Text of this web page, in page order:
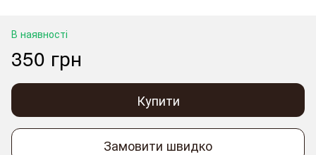
В наявності
350 грн
Купити
Замовити швидко